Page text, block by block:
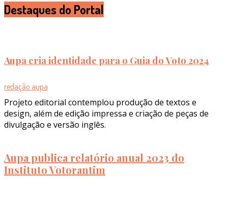
Destaques do Portal
Aupa cria identidade para o Guia do Voto 2024
redação aupa
Projeto editorial contemplou produção de textos e
design, além de edição impressa e criação de peças de
divulgação e versão inglês.
Aupa publica relatório anual 2023 do
Instituto Votorantim